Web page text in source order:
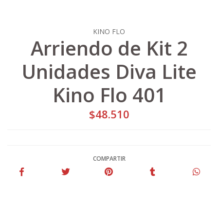
KINO FLO
Arriendo de Kit 2
Unidades Diva Lite
Kino Flo 401
$48.510
COMPARTIR